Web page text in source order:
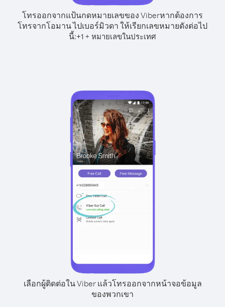
โทรออกจากแป้นกดหมายเลขของ Viberหากต้องการ
โทรจากโอมาน ไปเบอร์มิวดา ให้เรียกเลขหมายดังต่อไป
นี้:+1 + หมายเลขในประเทศ
เลือกผู้ติดต่อใน Viber แล้วโทรออกจากหน้าจอข้อมูล
ของพวกเขา